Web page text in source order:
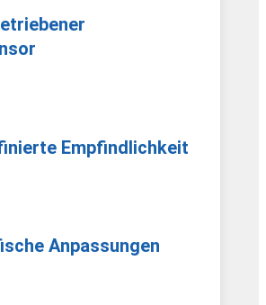
Empfindlichkeit
Anpassungen